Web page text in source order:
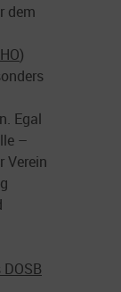
dem
)
Egal
–
Verein